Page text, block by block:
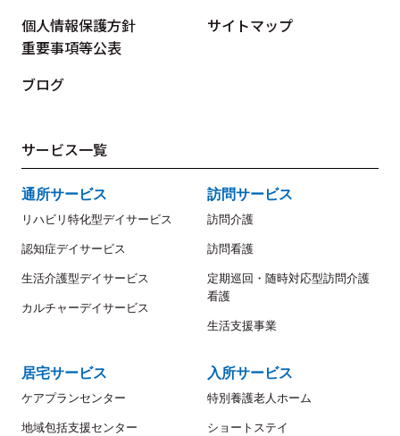
個人情報保護方針
重要事項等公表
サイトマップ
ブログ
サービス一覧
通所サービス
リハビリ特化型デイサービス
認知症デイサービス
生活介護型デイサービス
カルチャーデイサービス
訪問サービス
訪問介護
訪問看護
定期巡回・随時対応型訪問介護
看護
生活支援事業
居宅サービス
ケアプランセンター
地域包括支援センター
入所サービス
特別養護老人ホーム
ショートステイ